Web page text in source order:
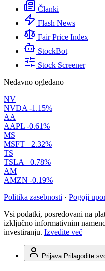
Članki
Flash News
Fair Price Index
StockBot
Stock Screener
Nedavno ogledano
NV
NVDA -1.15%
AA
AAPL -0.61%
MS
MSFT +2.32%
TS
TSLA +0.78%
AM
AMZN -0.19%
Politika zasebnosti · Pogoji
Vsi podatki, posredovani na
izključno informativnim
investiranju. Izvedite več
Prijava Prilagodite